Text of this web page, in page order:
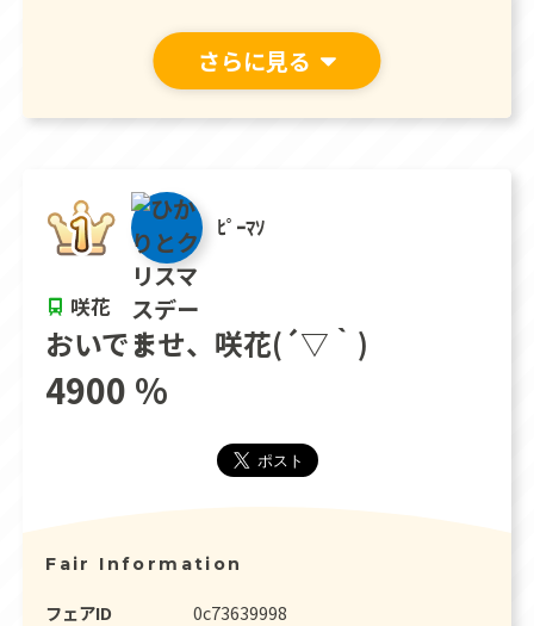
さらに見る
ﾋﾟｰﾏｿ
咲花
おいでませ、咲花(´▽｀)
4900 %
Fair Information
フェアID
0c73639998